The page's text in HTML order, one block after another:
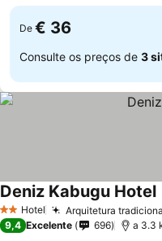
De € 36
Consulte os preços de 3
2 Estrelas
Hotel Arquitetura
Deniz Kabugu Hotel
9,4 Excelente 696 a 3.3